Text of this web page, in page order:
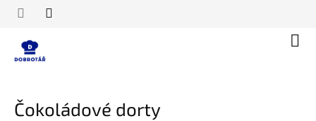
Přejít
Čokoládové dorty